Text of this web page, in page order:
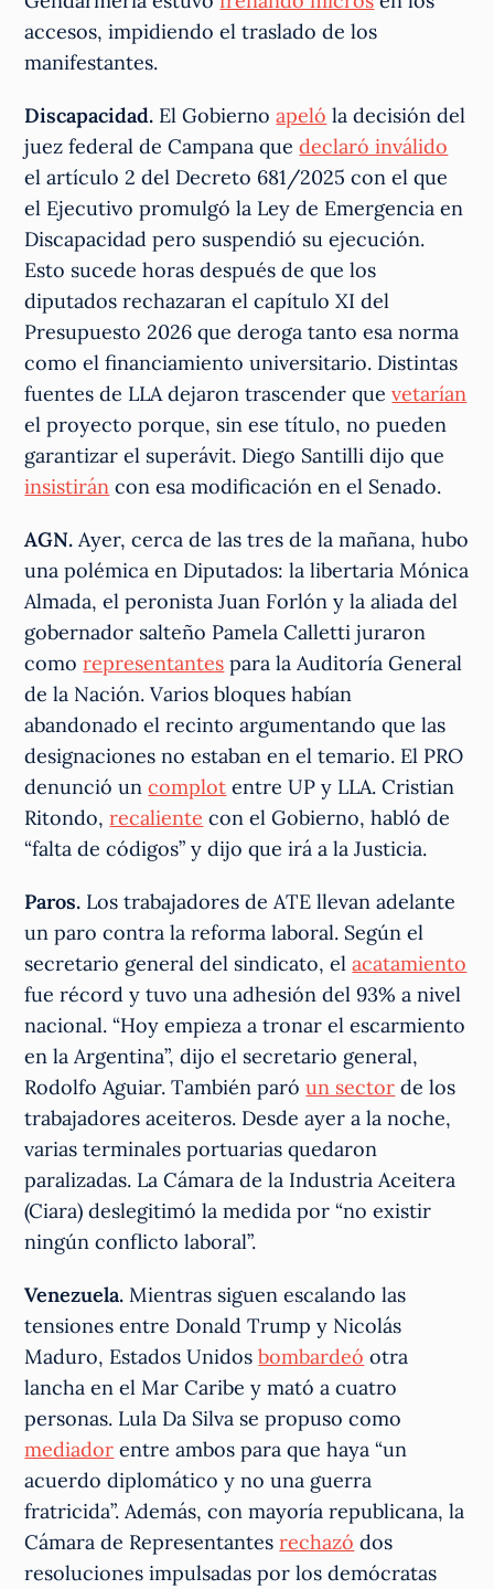
accesos, impidiendo el traslado de los
manifestantes.
Discapacidad. El Gobiernoapeló la decisión del
juez federal de Campana quedeclaró inválido
el artículo 2 del Decreto 681/2025 con el que
el Ejecutivo promulgó la Ley de Emergencia en
Discapacidad pero suspendió su ejecución.
Esto sucede horas después de que los
diputados rechazaran el capítulo XI del
Presupuesto 2026 que deroga tanto esa norma
como el financiamiento universitario. Distintas
fuentes de LLA dejaron trascender quevetarían
el proyecto porque, sin ese título, no pueden
garantizar el superávit. Diego Santilli dijo que
insistirán con esa modificación en el Senado.
AGN. Ayer, cerca de las tres de la mañana, hubo
una polémica en Diputados: la libertaria Mónica
Almada, el peronista Juan Forlón y la aliada del
gobernador salteño Pamela Calletti juraron
comorepresentantes para la Auditoría General
de la Nación. Varios bloques habían
abandonado el recinto argumentando que las
designaciones no estaban en el temario. El PRO
denunció uncomplot entre UP y LLA. Cristian
Ritondo,recaliente con el Gobierno, habló de
“falta de códigos” y dijo que irá a la Justicia.
Paros. Los trabajadores de ATE llevan adelante
un paro contra la reforma laboral. Según el
secretario general del sindicato, elacatamiento
fue récord y tuvo una adhesión del 93% a nivel
nacional. “Hoy empieza a tronar el escarmiento
en la Argentina”, dijo el secretario general,
Rodolfo Aguiar. También paróun sector de los
trabajadores aceiteros. Desde ayer a la noche,
varias terminales portuarias quedaron
paralizadas. La Cámara de la Industria Aceitera
(Ciara) deslegitimó la medida por “no existir
ningún conflicto laboral”.
Venezuela. Mientras siguen escalando las
tensiones entre Donald Trump y Nicolás
Maduro, Estados Unidosbombardeó otra
lancha en el Mar Caribe y mató a cuatro
personas. Lula Da Silva se propuso como
mediador entre ambos para que haya “un
acuerdo diplomático y no una guerra
fratricida”. Además, con mayoría republicana, la
Cámara de Representantesrechazó dos
resoluciones impulsadas por los demócratas